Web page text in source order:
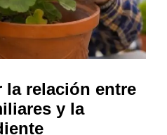
la relación entre
y la